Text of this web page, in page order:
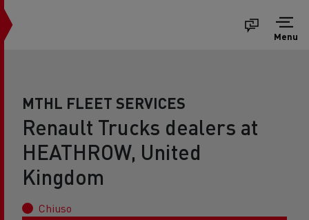
Menu
MTHL FLEET SERVICES
Renault Trucks dealers at
HEATHROW, United
Kingdom
Chiuso